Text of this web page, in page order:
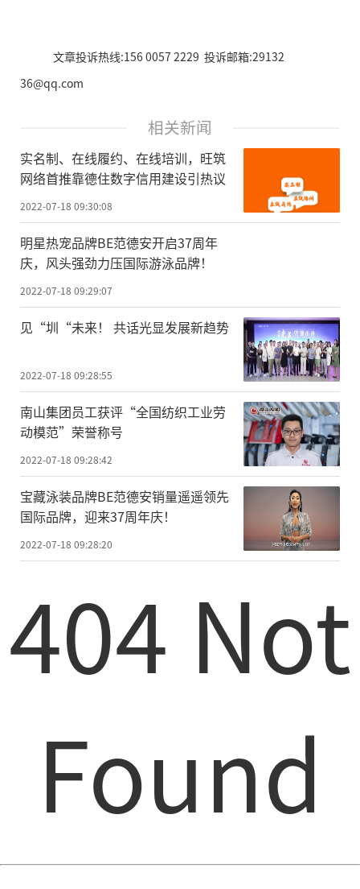
文章投诉热线:156 0057 2229 投诉邮箱:29132
36@qq.com
相关新闻
实名制、在线履约、在线培训，旺筑
网络首推靠德住数字信用建设引热议
2022-07-18 09:30:08
明星热宠品牌BE范德安开启37周年
庆，风头强劲力压国际游泳品牌！
2022-07-18 09:29:07
见“圳“未来！ 共话光显发展新趋势
2022-07-18 09:28:55
南山集团员工获评“全国纺织工业劳
动模范”荣誉称号
2022-07-18 09:28:42
宝藏泳装品牌BE范德安销量遥遥领先
国际品牌，迎来37周年庆！
2022-07-18 09:28:20
404 Not
Found